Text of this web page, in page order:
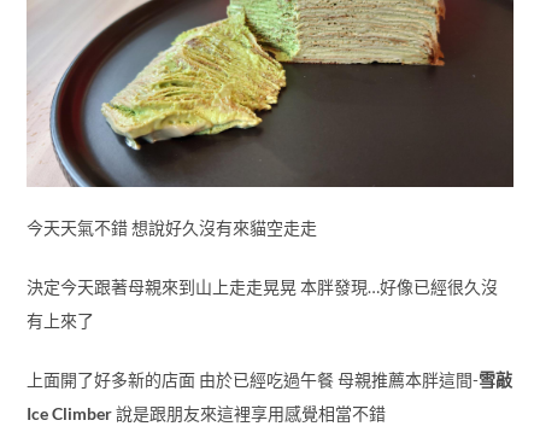
今天天氣不錯 想說好久沒有來貓空走走
決定今天跟著母親來到山上走走晃晃 本胖發現…好像已經很久沒
有上來了
上面開了好多新的店面 由於已經吃過午餐 母親推薦本胖這間-雪敲
Ice Climber說是跟朋友來這裡享用感覺相當不錯